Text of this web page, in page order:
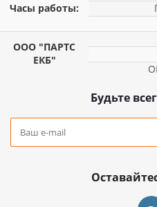
Часы работы:
ООО "ПАРТС
ЕКБ"
Будьте